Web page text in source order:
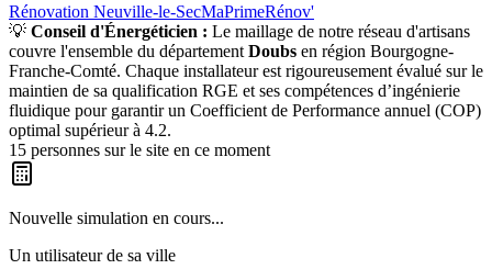
Rénovation Neuville-le-SecMaPrimeRénov'
💡 Conseil d'Énergéticien : Le maillage de notre réseau d'artisans
couvre l'ensemble du département Doubs en région Bourgogne-
Franche-Comté. Chaque installateur est rigoureusement évalué sur le
maintien de sa qualification RGE et ses compétences d’ingénierie
fluidique pour garantir un Coefficient de Performance annuel (COP)
optimal supérieur à 4.2.
15 personnes sur le site en ce moment
Nouvelle simulation en cours...
Un utilisateur de sa ville